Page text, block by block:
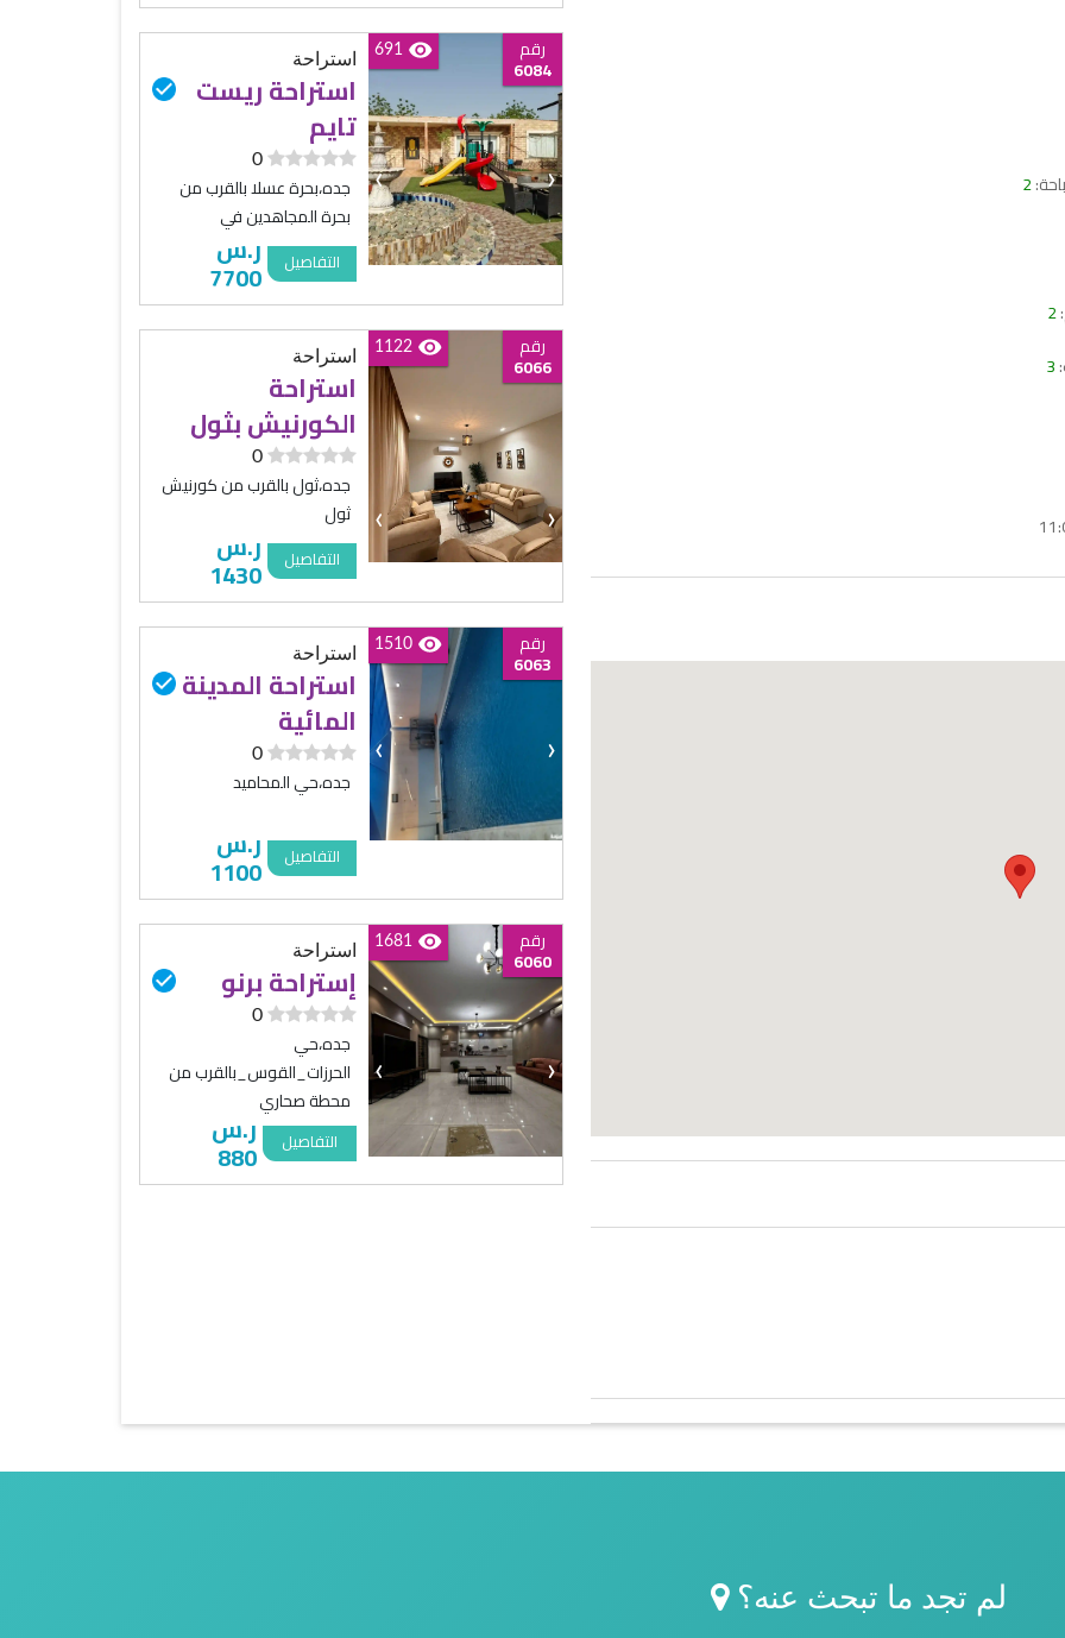
استراحة
استراحة ريست
تايم
0
جده،بحرة عسلا بالقرب من
بحرة المجاهدين في
ر.س
7700 التفاصيل
رقم
6084
691
‹ ›
استراحة
استراحة
الكورنيش بثول
0
جده،ثول بالقرب من كورنيش
ثول
ر.س
1430 التفاصيل
رقم
6066
1122
‹ ›
استراحة
استراحة المدينة
المائية
0
جده،حي المحاميد
ر.س
1100 التفاصيل
رقم
6063
1510
‹ ›
استراحة
إستراحة برنو
0
جده،حي
الحرزات_القوس_بالقرب من
محطة صحاري
ر.س
880 التفاصيل
رقم
6060
1681
‹ ›
2
2
3
لم تجد ما تبحث عنه؟